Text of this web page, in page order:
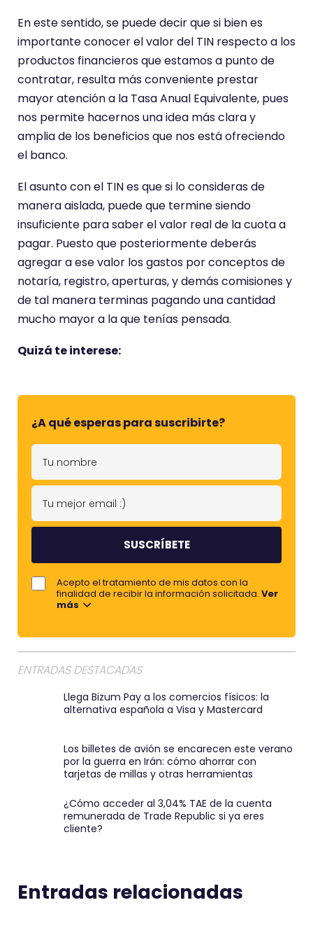
En este sentido, se puede decir que si bien es
importante conocer el valor del TIN respecto a los
productos financieros que estamos a punto de
contratar, resulta más conveniente prestar
mayor atención a la Tasa Anual Equivalente, pues
nos permite hacernos una idea más clara y
amplia de los beneficios que nos está ofreciendo
el banco.
El asunto con el TIN es que si lo consideras de
manera aislada, puede que termine siendo
insuficiente para saber el valor real de la cuota a
pagar. Puesto que posteriormente deberás
agregar a ese valor los gastos por conceptos de
notaría, registro, aperturas, y demás comisiones y
de tal manera terminas pagando una cantidad
mucho mayor a la que tenías pensada.
Es necesario aceptar las cookies para ver este
contenido
Aceptar cookies
Quizá te interese:
¿A qué esperas para suscribirte?
T
n
m
r
e
T
m
o
a
Acepto el tratamiento de mis datos con la
finalidad de recibir la información solicitada. Ver
más
ENTRADAS DESTACADAS
Llega Bizum Pay a los comercios físicos: la
alternativa española a Visa y Mastercard
Los billetes de avión se encarecen este verano
por la guerra en Irán: cómo ahorrar con
tarjetas de millas y otras herramientas
¿Cómo acceder al 3,04% TAE de la cuenta
remunerada de Trade Republic si ya eres
cliente?
Entradas relacionadas